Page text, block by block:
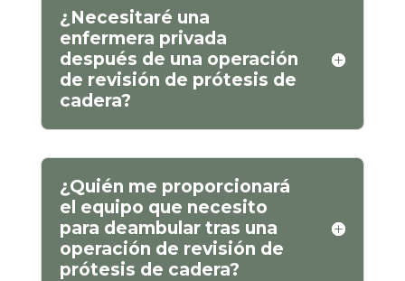
¿Necesitaré una
enfermera privada
después de una operación
de revisión de prótesis de
cadera?
¿Quién me proporcionará
el equipo que necesito
para deambular tras una
operación de revisión de
prótesis de cadera?